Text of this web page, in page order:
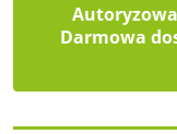
Darmowa